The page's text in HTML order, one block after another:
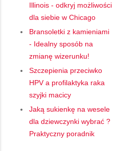
Illinois - odkryj możliwości
dla siebie w Chicago
Bransoletki z kamieniami
- Idealny sposób na
zmianę wizerunku!
Szczepienia przeciwko
HPV a profilaktyka raka
szyjki macicy
Jaką sukienkę na wesele
dla dziewczynki wybrać ?
Praktyczny poradnik